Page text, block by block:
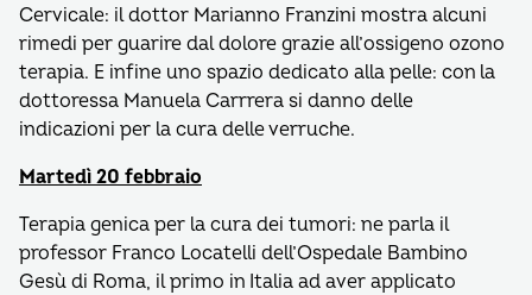
Cervicale: il dottor Marianno Franzini mostra alcuni
rimedi per guarire dal dolore grazie all’ossigeno ozono
terapia. E infine uno spazio dedicato alla pelle: con la
dottoressa Manuela Carrrera si danno delle
indicazioni per la cura delle verruche.
Martedì 20 febbraio
Terapia genica per la cura dei tumori: ne parla il
professor Franco Locatelli dell’Ospedale Bambino
Gesù di Roma, il primo in Italia ad aver applicato